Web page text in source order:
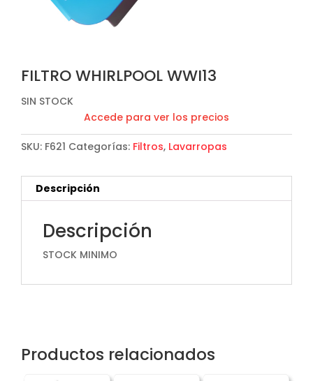
FILTRO WHIRLPOOL WWI13
SIN STOCK
Accede para ver los precios
SKU: F621 Categorías: Filtros, Lavarropas
Descripción
Descripción
STOCK MINIMO
Productos relacionados